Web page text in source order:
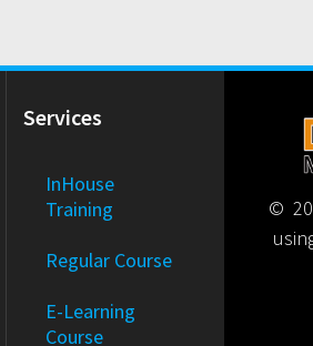
Services
InHouse
Training
Regular Course
E-Learning
Course
©